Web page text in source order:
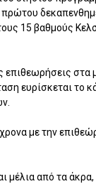
15 βαθμούς
επιθεωρήσεις
ευρίσκεται το
με την
μέλια από τα